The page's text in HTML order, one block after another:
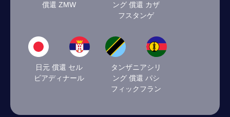
償還 ZMW
ング 償還 カザ
フスタンゲ
日元 償還 セル
ビアディナール
タンザニアシリ
ング 償還 パシ
フィックフラン